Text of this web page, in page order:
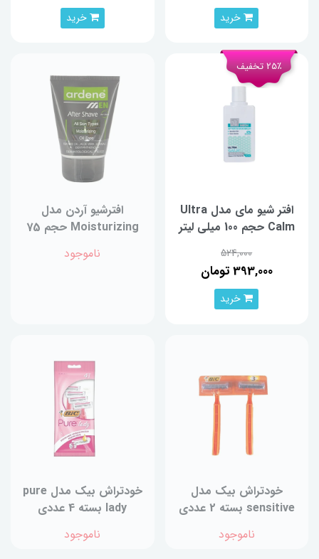
خرید خرید
افتر شیو مای مدل Ultra
Calm حجم 100 میلی لیتر
524,000
393,000 تومان
25٪ تخفیف
خرید
افترشیو آردن مدل
Moisturizing حجم 75
ناموجود
خودتراش بیک مدل
sensitive بسته 2 عددی
ناموجود
خودتراش بیک مدل pure
lady بسته 4 عددی
ناموجود